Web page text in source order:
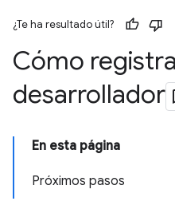
¿Te ha resultado útil?
Cómo
desarrollador
En esta página
Próximos pasos